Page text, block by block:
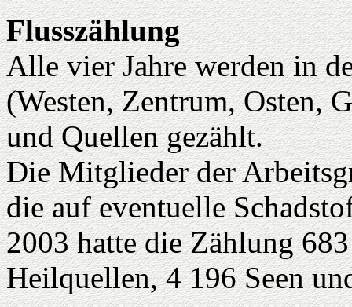
Flusszählung
Alle vier Jahre werden in
(Westen, Zentrum, Osten,
und Quellen gezählt.
Die Mitglieder der
die auf eventuelle
2003 hatte die Zählung
Heilquellen, 4 196 Seen